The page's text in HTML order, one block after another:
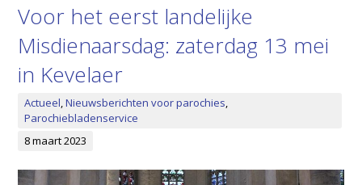
Voor het eerst landelijke
Misdienaarsdag: zaterdag 13 mei
in Kevelaer
Actueel,Nieuwsberichten voor parochies,
Parochiebladenservice
8 maart 2023